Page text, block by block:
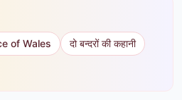
of Wales
दो बन्दरों की कहानी